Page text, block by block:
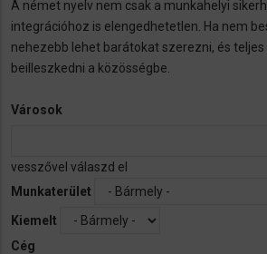
A német nyelv nem csak a munkahelyi
integrációhoz is elengedhetetlen. Ha nem
nehezebb lehet barátokat szerezni, és
beilleszkedni a közösségbe.
Városok
vesszővel válaszd el
Munkaterület
Kiemelt
Cég